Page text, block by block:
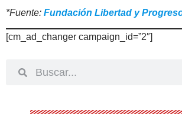
*Fuente: Fundación Libertad y
[cm_ad_changer campaign_id=”2″]